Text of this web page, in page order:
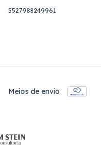
5527988249961
Meios de envio